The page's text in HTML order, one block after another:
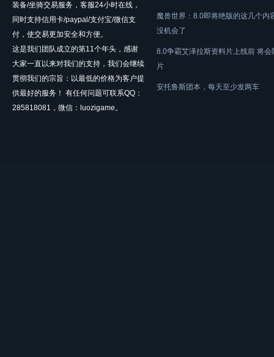
装备/坐骑交易服务，客服24小时在线，
同时支持信用卡/paypal/支付宝/微信支
付，使交易更加安全和方便。
这是我们团队成立的第11个年头，感谢
大家一直以来对我们的支持，我们会继续
贯彻我们的宗旨：以最低的价格为客户提
供最好的服务！ 有任何问题可联系QQ：
285818081，微信：luozigame。
魔兽世界：8.0即将绝版的这几个内
没机会了
8.0争霸艾泽拉斯资料片上线前 将会
片
安托鲁斯团本，每天至少发两车